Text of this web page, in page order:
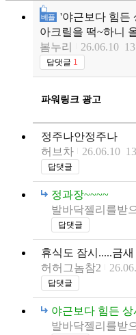
베플
'야근보다 힘든
아크릴을 떡~하니
봄누리
26.06.10
답댓글 1
파워링크 광고
정주나안정주나
허브차
26.06.10
답댓글
정과장~~~~
발바닥젤리를받
답댓글
휴식도 잠시.....금
허허그놈참2
답댓글
야근보다 힘든
발바닥젤리를받